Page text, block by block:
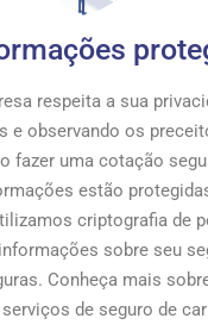
respeita a sua
e observando os
fazer uma cotação
estão
criptografia de
sobre seu
Conheça mais
serviços de seguro de